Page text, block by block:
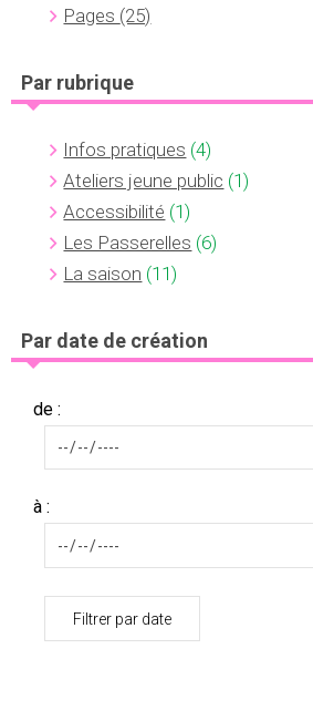
Pages (25)
Par rubrique
Infos pratiques (4)
Ateliers jeune public (1)
Accessibilité (1)
Les Passerelles (6)
La saison (11)
Par date de création
de :
à :
Filtrer par date